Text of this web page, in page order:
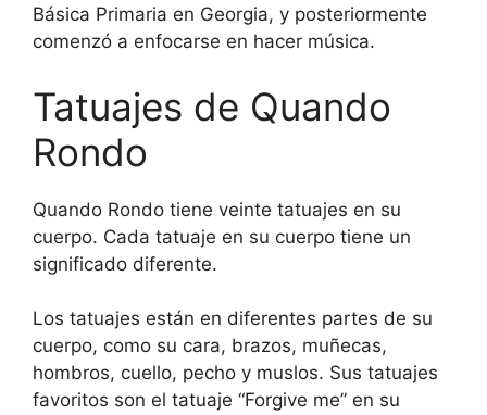
Básica Primaria en Georgia, y posteriormente
comenzó a enfocarse en hacer música.
Tatuajes de Quando
Rondo
Quando Rondo tiene veinte tatuajes en su
cuerpo. Cada tatuaje en su cuerpo tiene un
significado diferente.
Los tatuajes están en diferentes partes de su
cuerpo, como su cara, brazos, muñecas,
hombros, cuello, pecho y muslos. Sus tatuajes
favoritos son el tatuaje “Forgive me” en su